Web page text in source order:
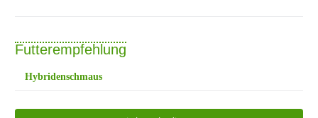
Futterempfehlung
Hybridenschmaus